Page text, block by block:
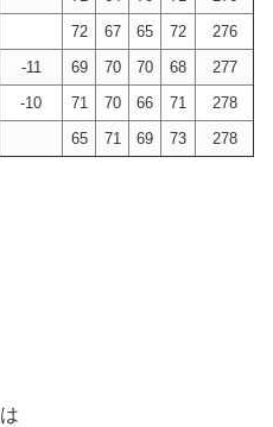
72 67 65 72
276
-11 69 70 70 68
277
-10 71 70 66 71
278
65 71 69 73 278
は